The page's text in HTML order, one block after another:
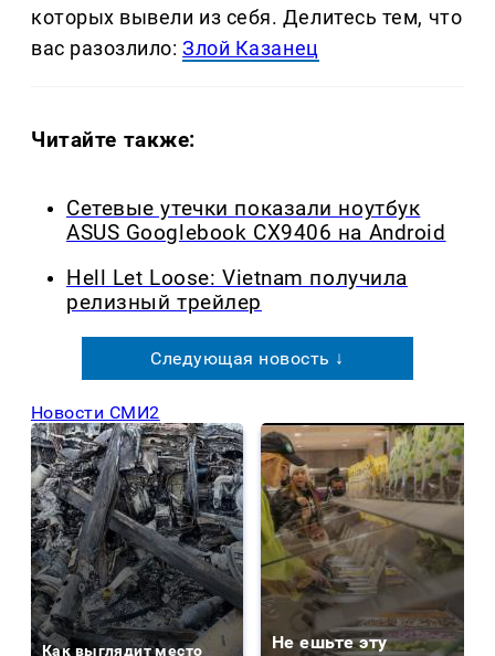
которых вывели из себя. Делитеcь тем, что
вас разозлило:Злой Казанец
Читайте также:
Сетевые утечки показали ноутбук
ASUS Googlebook CX9406 на Android
Hell Let Loose: Vietnam получила
релизный трейлер
Следующая новость ↓
Новости СМИ2
Как выглядит место
Не ешьте эту